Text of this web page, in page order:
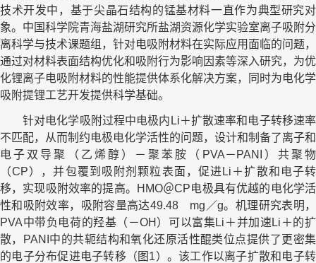
技术开发中，基于尖晶石结构的锰基材料一直作为典型研究对
象。中国科学院青海盐湖研究所盐湖资源化学实验室离子吸附分
离科学与技术课题组，针对电吸附材料在实际应用面临的问题，
通过对材料表面结构优化和吸附行为影响因素等深入研究，为优
化锂离子电吸附材料的性能提供体系化解决方案，同时为电化学
吸附提锂工艺开发提供科学基础。
针对电化学吸附过程中电极内Li＋扩散速率和电子转移速率
不匹配，从而制约电极电化学活性的问题，设计和制备了离子和
电子双导聚（乙烯醇）－聚苯胺（PVA－PANI）共聚物
（CP），并包覆到吸附剂颗粒表面，促进Li＋扩散和电子转
移，实现吸附效率的提高。
HMO＠CP电极具有优越的电化学活
性和吸附效率，吸附容量高达49.48 mg／g。机理研究表明，
PVA中带负电荷的羟基（－OH）可以富集Li＋并加速Li＋的扩
散，PANI中的共轭结构和氧化还原活性醌类位点提供了更密集
的电子分布促进电子转移（图1）。该工作以离子扩散和电子转